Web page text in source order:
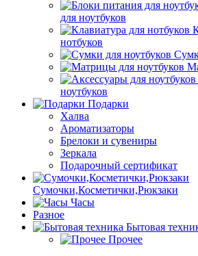
для ноутбуков
нотбуков
ноутбуков
Подарки
Халва
Ароматизаторы
Брелоки и сувениры
Зеркала
Подарочный сертификат
Сумочки,Косметички,Рюкзаки
Часы
Разное
Бытовая
Прочее